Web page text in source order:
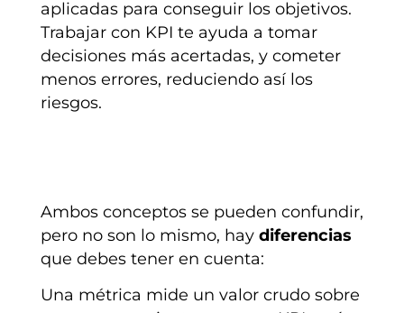
aplicadas para conseguir los objetivos.
Trabajar con KPI te ayuda a tomar
decisiones más acertadas, y cometer
menos errores, reduciendo así los
riesgos.
Ambos conceptos se pueden confundir,
pero no son lo mismo, hay diferencias
que debes tener en cuenta:
Una métrica mide un valor crudo sobre